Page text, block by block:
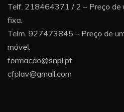
Telf. 218464371 / 2 – Preço de
fixa.
Telm. 927473845 – Preço de
móvel.
formacao@snpl.pt
cfplav@gmail.com